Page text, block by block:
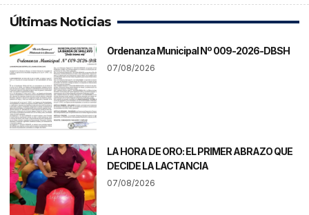
Últimas Noticias
Ordenanza Municipal Nº 009-2026-DBSH
07/08/2026
LA HORA DE ORO: EL PRIMER ABRAZO QUE
DECIDE LA LACTANCIA
07/08/2026